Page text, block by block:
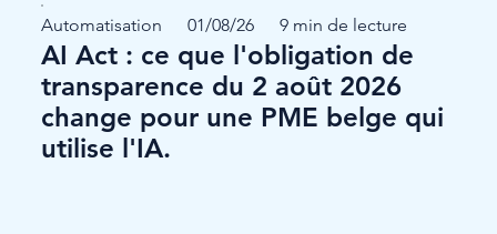
Automatisation 01/08/26 9 min de lecture
AI Act : ce que l'obligation de
transparence du 2 août 2026
change pour une PME belge qui
utilise l'IA.